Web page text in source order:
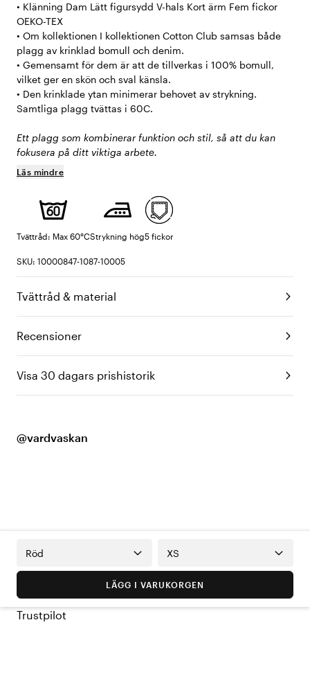
• Klänning Dam Lätt figursydd V-hals Kort ärm Fem fickor
OEKO-TEX
• Om kollektionen I kollektionen Cotton Club samsas både
plagg av krinklad bomull och denim.
• Gemensamt för dem är att de tillverkas i 100% bomull,
vilket ger en skön och sval känsla.
• Den krinklade ytan minimerar behovet av strykning.
Samtliga plagg tvättas i 60C.
Ett plagg som kombinerar funktion och stil, så att du kan
fokusera på ditt viktiga arbete.
Läs mindre
Tvättråd: Max 60°CStrykning hög5 fickor
SKU: 10000847-1087-10005
Tvättråd & material
Recensioner
Visa 30 dagars prishistorik
@vardvaskan
Röd XS
LÄGG I VARUKORGEN
Trustpilot